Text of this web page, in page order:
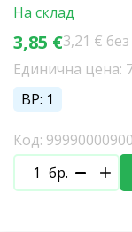
На склад
3,85 €3,21 €
Единична цена:
BP: 1
Код:
бр.